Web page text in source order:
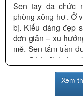
Sen tay đa chức
phòng xông hơi. Ở
bị. Kiểu dáng đẹp
đơn giản – xu
mẻ. Sen tắm trần
sen được đính áp
ưu hóa cho
người dùng trải
Xem